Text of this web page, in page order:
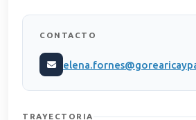
CONTACTO
TRAYECTORIA